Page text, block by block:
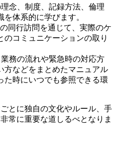
念、制度、記録方法、倫理
体系的に学びます。
同行訪問を通じて、実際のケ
のコミュニケーションの取り
業務の流れや緊急時の対応方
方などをまとめたマニュアル
た時にいつでも参照できる環
とに独自の文化やルール、手
常に重要な道しるべとなりま